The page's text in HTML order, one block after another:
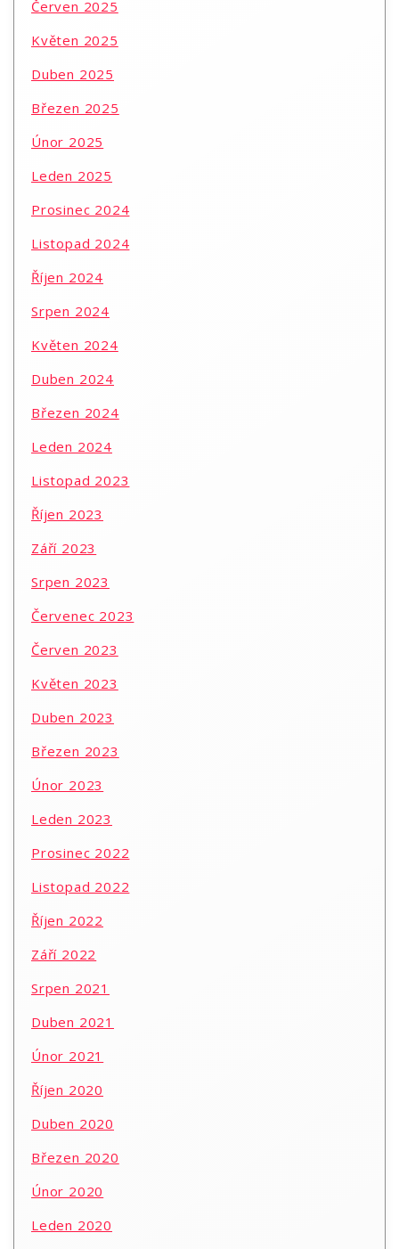
Červen 2025
Květen 2025
Duben 2025
Březen 2025
Únor 2025
Leden 2025
Prosinec 2024
Listopad 2024
Říjen 2024
Srpen 2024
Květen 2024
Duben 2024
Březen 2024
Leden 2024
Listopad 2023
Říjen 2023
Září 2023
Srpen 2023
Červenec 2023
Červen 2023
Květen 2023
Duben 2023
Březen 2023
Únor 2023
Leden 2023
Prosinec 2022
Listopad 2022
Říjen 2022
Září 2022
Srpen 2021
Duben 2021
Únor 2021
Říjen 2020
Duben 2020
Březen 2020
Únor 2020
Leden 2020